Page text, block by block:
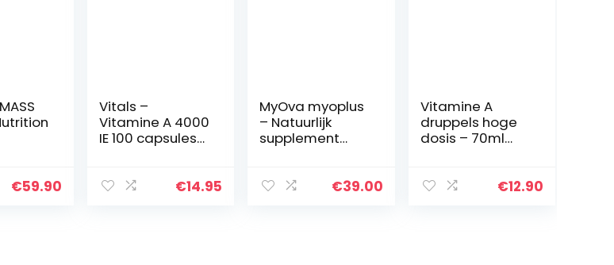
€59.90
Vitals –
Vitamine A 4000
IE 100 capsules
per capsule.€14.95
MyOva myoplus
– Natuurlijk
supplement
inositol, 200 µg
€39.00
Vitamine A
druppels hoge
dosis – 70ml
Echte vitamine A
€12.90